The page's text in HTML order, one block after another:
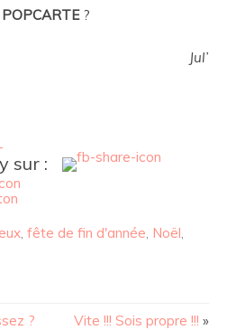
POPCARTE?
Jul’
sur :
, fête de fin d'année, Noël,
? Vite !!! Sois propre !!! »